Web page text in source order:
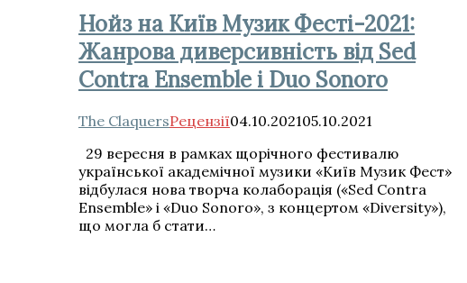
Нойз на Київ Музик Фесті-2021:
Жанрова диверсивність від Sed
Contra Ensemble і Duo Sonoro
The ClaquersРецензії04.10.202105.10.2021
29 вересня в рамках щорічного фестивалю
української академічної музики «Київ Музик Фест»
відбулася нова творча колаборація («Sed Contra
Ensemble» і «Duo Sonoro», з концертом «Diversity»),
що могла б стати…